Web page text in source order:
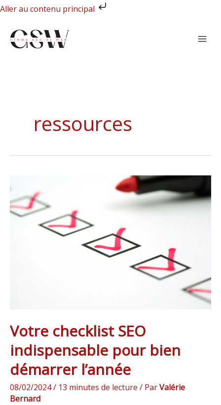
Aller au contenu principal
Aller
contenu
ressources
Votre checklist SEO
indispensable pour bien
démarrer l’année
08/02/2024/ 13 minutes de lecture / ParValérie
Bernard
checklist
SEO
indispensable